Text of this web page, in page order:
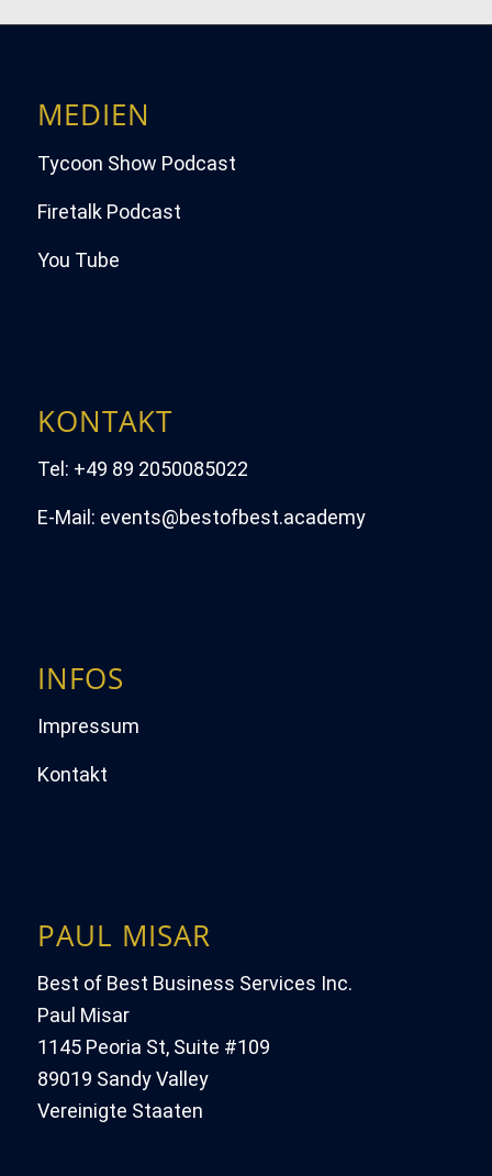
MEDIEN
Tycoon Show Podcast
Firetalk Podcast
You Tube
KONTAKT
Tel: +49 89 2050085022
E-Mail: events@bestofbest.academy
INFOS
Impressum
Kontakt
PAUL MISAR
Best of Best Business Services Inc.
Paul Misar
1145 Peoria St, Suite #109
89019 Sandy Valley
Vereinigte Staaten